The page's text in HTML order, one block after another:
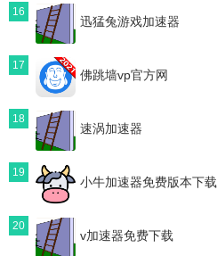
16
迅猛兔游戏加速器
17
佛跳墙vp官方网
18
速涡加速器
19
小牛加速器免费版本下载
20
v加速器免费下载